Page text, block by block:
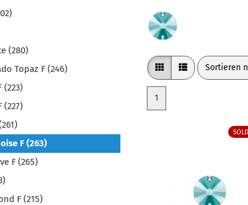
Sortieren
Sortieren
1
(280)
Topaz F (246)
(223)
(227)
F (263)
F (265)
F (215)